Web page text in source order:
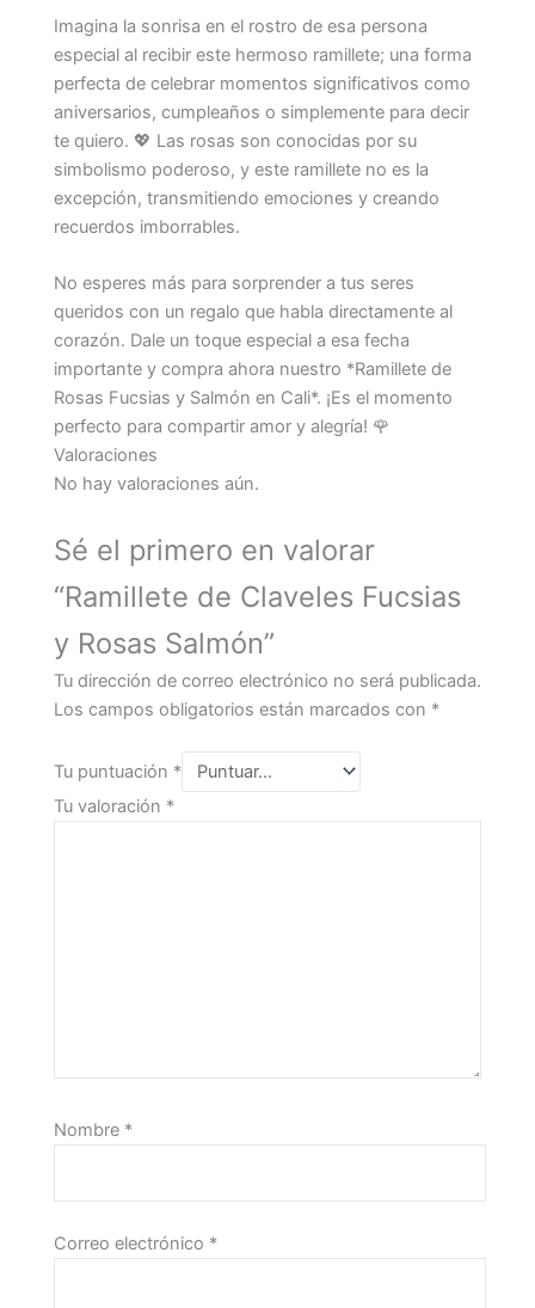
Imagina la sonrisa en el rostro de esa persona
especial al recibir este hermoso ramillete; una forma
perfecta de celebrar momentos significativos como
aniversarios, cumpleaños o simplemente para decir
te quiero. 💖 Las rosas son conocidas por su
simbolismo poderoso, y este ramillete no es la
excepción, transmitiendo emociones y creando
recuerdos imborrables.
No esperes más para sorprender a tus seres
queridos con un regalo que habla directamente al
corazón. Dale un toque especial a esa fecha
importante y compra ahora nuestro *Ramillete de
Rosas Fucsias y Salmón en Cali*. ¡Es el momento
perfecto para compartir amor y alegría! 🌹
Valoraciones
No hay valoraciones aún.
Sé el primero en valorar
“Ramillete de Claveles Fucsias
y Rosas Salmón”
Tu dirección de correo electrónico no será publicada.
Los campos obligatorios están marcados con *
Tu puntuación *
Tu valoración *
Nombre *
Correo electrónico *